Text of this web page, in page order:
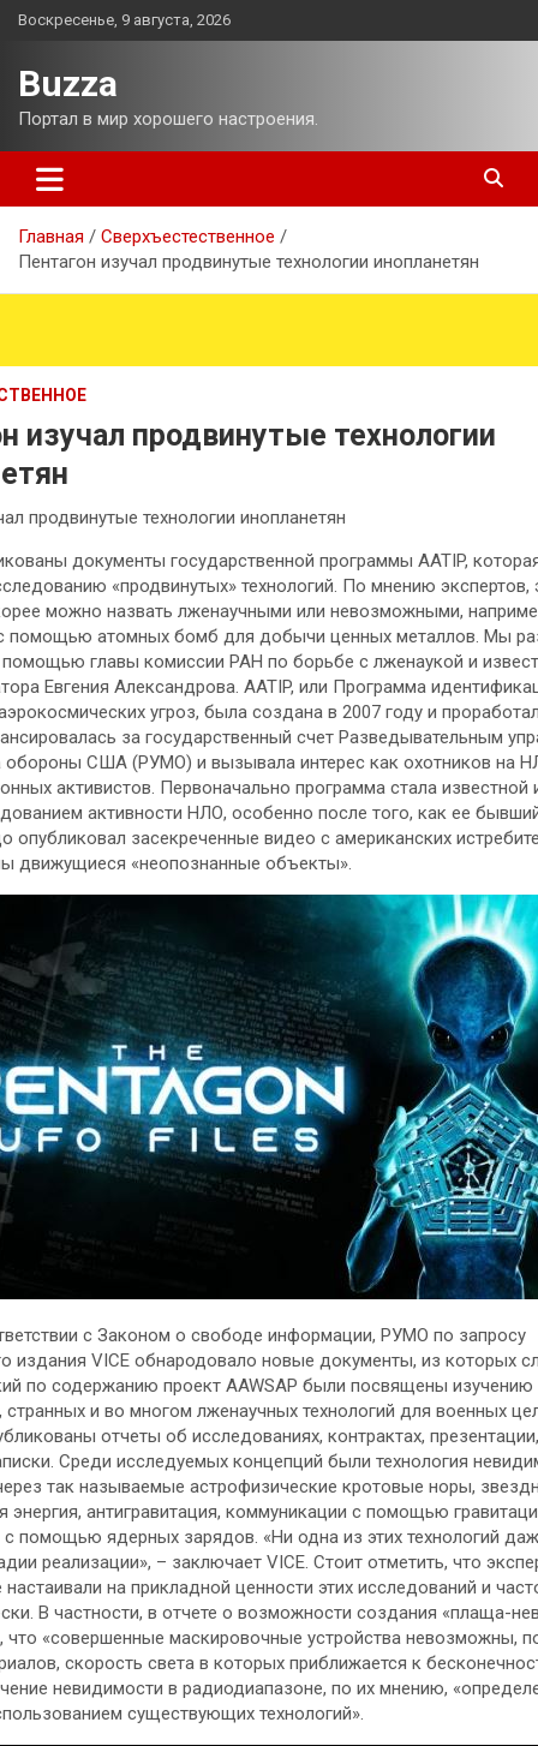
Перейти
Воскресенье, 9 августа, 2026
Buzza
Портал в мир хорошего настроения.
Главная
Сверхъестественное
Пентагон изучал продвинутые технологии инопланетян
изучал продвинутые технологии
продвинутые технологии инопланетян
документы государственной программы AATIP,
«продвинутых» технологий. По мнению экспертов,
можно назвать лженаучными или невозможными,
помощью атомных бомб для добычи ценных металлов. Мы
помощью главы комиссии РАН по борьбе с лженаукой и
Евгения Александрова. AATIP, или Программа
угроз, была создана в 2007 году и
за государственный счет Разведывательным
обороны США (РУМО) и вызывала интерес как охотников на
активистов. Первоначально программа стала известной
активности НЛО, особенно после того, как ее
опубликовал засекреченные видео с американских
движущиеся «неопознанные объекты».
с Законом о свободе информации, РУМО по запросу
издания VICE обнародовало новые документы, из которых
по содержанию проект AAWSAP были посвящены изучению
странных и во многом лженаучных технологий для военных
отчеты об исследованиях, контрактах,
Среди исследуемых концепций были технология
так называемые астрофизические кротовые норы,
энергия, антигравитация, коммуникации с помощью
помощью ядерных зарядов. «Ни одна из этих технологий
реализации», – заключает VICE. Стоит отметить, что
на прикладной ценности этих исследований и
В частности, в отчете о возможности создания «плаща-
что «совершенные маскировочные устройства невозможны,
скорость света в которых приближается к
невидимости в радиодиапазоне, по их мнению,
существующих технологий».